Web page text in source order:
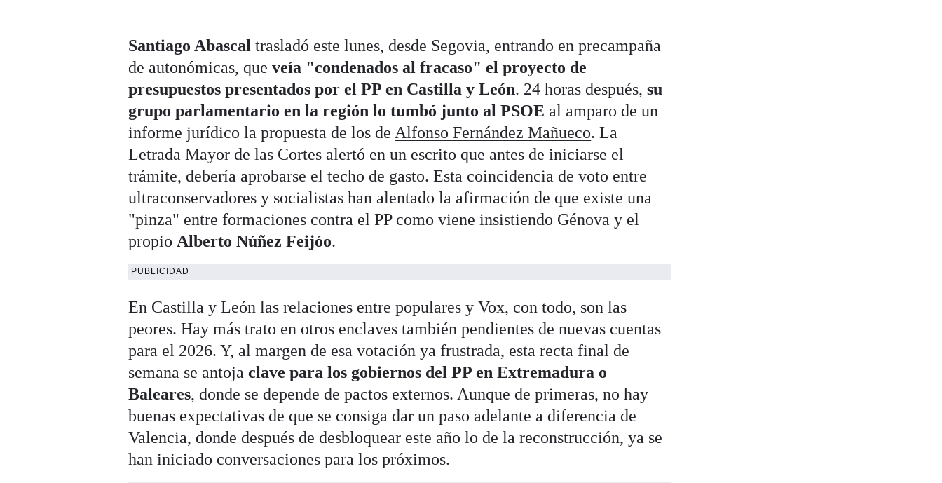
Santiago Abascal trasladó este lunes, desde Segovia, entrando en precampaña
de autonómicas, queveía "condenados al fracaso" el proyecto de
presupuestos presentados por el PP en Castilla y León. 24 horas después,su
grupo parlamentario en la región lo tumbó junto al PSOE al amparo de un
informe jurídico la propuesta de los de Alfonso Fernández Mañueco. La
Letrada Mayor de las Cortes alertó en un escrito que antes de iniciarse el
trámite, debería aprobarse el techo de gasto. Esta coincidencia de voto entre
ultraconservadores y socialistas han alentado la afirmación de que existe una
"pinza" entre formaciones contra el PP como viene insistiendo Génova y el
propio Alberto Núñez Feijóo.
PUBLICIDAD
En Castilla y León las relaciones entre populares y Vox, con todo, son las
peores. Hay más trato en otros enclaves también pendientes de nuevas cuentas
para el 2026. Y, al margen de esa votación ya frustrada, esta recta final de
semana se antojaclave para los gobiernos del PP en Extremadura o
Baleares, donde se depende de pactos externos. Aunque de primeras, no hay
buenas expectativas de que se consiga dar un paso adelante a diferencia de
Valencia, donde después de desbloquear este año lo de la reconstrucción, ya se
han iniciado conversaciones para los próximos.